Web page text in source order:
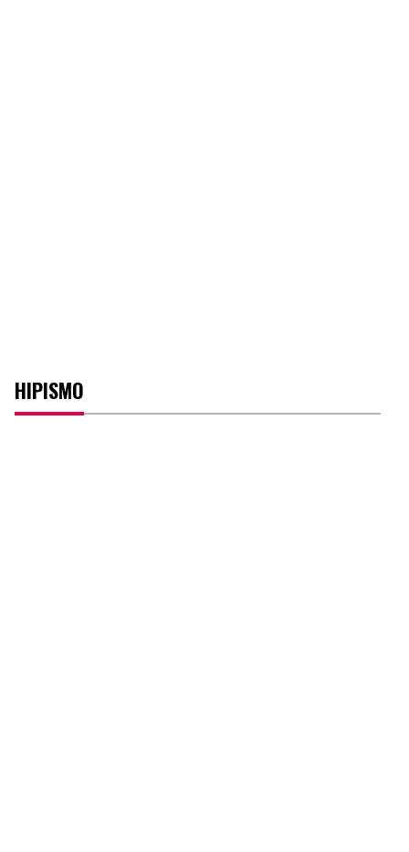
HIPISMO